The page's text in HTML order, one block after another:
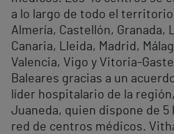
a lo largo de todo el
Almería, Castellón, Granada,
Canaria, Lleida, Madrid,
Valencia, Vigo y Vitoria-
Baleares gracias a un
líder hospitalario de la
Juaneda, quien dispone de 5
red de centros médicos.